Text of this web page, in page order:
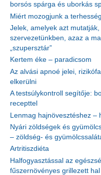
borsós spárga és uborkás
Miért mozogjunk a
Jelek, amelyek azt
szervezetünkben, azaz a
„szupersztár”
Kertem éke – paradicsom
Az alvási apnoé jelei,
elkerülni
A testsúlykontroll segítője:
recepttel
Lenmag hajnövesztéshez –
Nyári zöldségek és
– zöldség- és
Artritiszdiéta
Halfogyasztással az
fűszernövényes grillezett